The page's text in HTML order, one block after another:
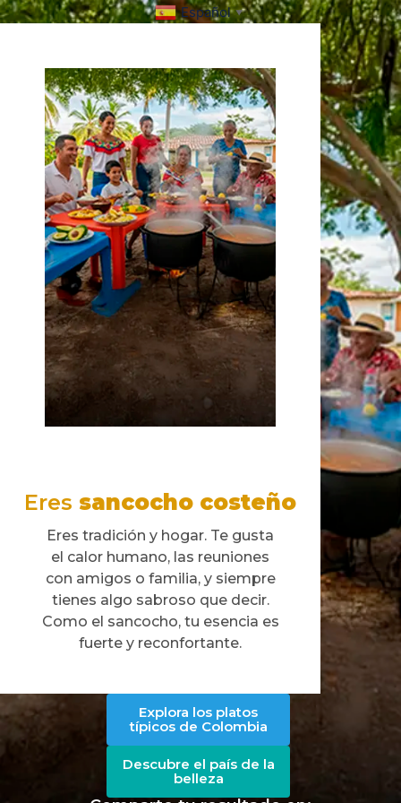
Español ▼
Eres sancocho costeño
Eres tradición y hogar. Te gusta
el calor humano, las reuniones
con amigos o familia, y siempre
tienes algo sabroso que decir.
Como el sancocho, tu esencia es
fuerte y reconfortante.
Explora los platos
típicos de Colombia
Descubre el país de la
belleza